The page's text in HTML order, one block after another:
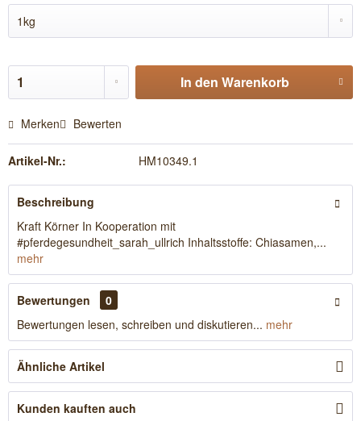
In den Warenkorb
Merken Bewerten
Artikel-Nr.: HM10349.1
Beschreibung
Kraft Körner In Kooperation mit
#pferdegesundheit_sarah_ullrich Inhaltsstoffe: Chiasamen,...
mehr
Bewertungen
0
Bewertungen lesen, schreiben und diskutieren... mehr
Ähnliche Artikel
Kunden kauften auch